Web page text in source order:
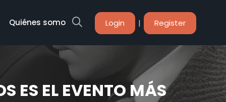
Quiénes somos Login | Register
ES EL EVENTO MÁS